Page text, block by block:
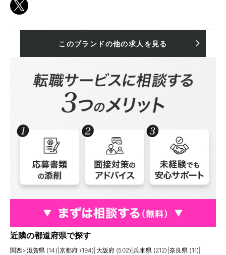
このブランドの他の求人を見る
近隣の都道府県で探す
関西>滋賀県 (14) 京都府 (194) 大阪府 (502) |兵庫県 (212) 奈良県 (11)